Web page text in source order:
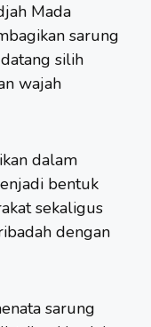
Mada
sarung
silih
wajah
dalam
bentuk
sekaligus
dengan
sarung